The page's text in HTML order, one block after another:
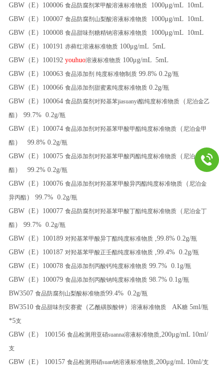
GBW（E）100006 食品防腐剂苯甲酸溶液标准物质1000μg/mL 10mL
GBW（E）100007 食品防腐剂山梨酸溶液标准物质1000μg/mL 10mL
GBW（E）100008 食品甜味剂糖精钠溶液标准物质1000μg/mL 10mL
GBW（E）100191 赤藓红溶液标准物质100μg/mL 5mL
GBW（E）100192 youhuo溶液标准物质100μg/mL 5mL
GBW（E）100063 食品添加剂 纯度标准物制质99.8% 0.2g/瓶
GBW（E）100066 食品添加剂甜蜜素纯度标准物质0.2g/瓶
GBW（E）100064 食品防腐剂对羟基苯jiasuanyi酯纯度标准物质（ 尼泊金乙
酯） 99.7% 0.2g/瓶
GBW（E）100074 食品添加剂对羟基苯甲酸甲酯纯度标准物质（ 尼泊金甲
酯） 99.8% 0.2g/瓶
GBW（E）100075 食品添加剂对羟基苯甲酸丙酯纯度标准物质（ 尼泊金丙
酯） 99.2% 0.2g/瓶
GBW（E）100076 食品添加剂对羟基苯甲酸异丙酯纯度标准物质（ 尼泊金
异丙酯） 99.7% 0.2g/瓶
GBW（E）100077 食品防腐剂对羟基苯甲酸丁酯纯度标准物质（ 尼泊金丁
酯） 99.7% 0.2g/瓶
GBW（E）100189 对羟基苯甲酸异丁酯纯度标准物质,99.8% 0.2g/瓶
GBW（E）100187 对羟基苯甲酸正壬酯纯度标准物质,99.4% 0.2g/瓶
GBW（E）100078 食品添加剂丙酸钙纯度标准物质99.7% 0.1g/瓶
GBW（E）100079 食品添加剂丙酸钠纯度标准物质98.7% 0.1g/瓶
BW3507 食品防腐剂山梨酸标准物质99.4% 0.2g/瓶
BW3510 食品甜味剂安赛蜜（乙酰磺胺酸钾） 溶液标准物质AK糖5ml/瓶
*5支
GBW（E） 100156 食品检测用亚硝suanna溶液标准物质,200μg/mL 10ml/
支
GBW（E） 100157 食品检测用硝suan钠溶液标准物质,200μg/mL 10ml/支